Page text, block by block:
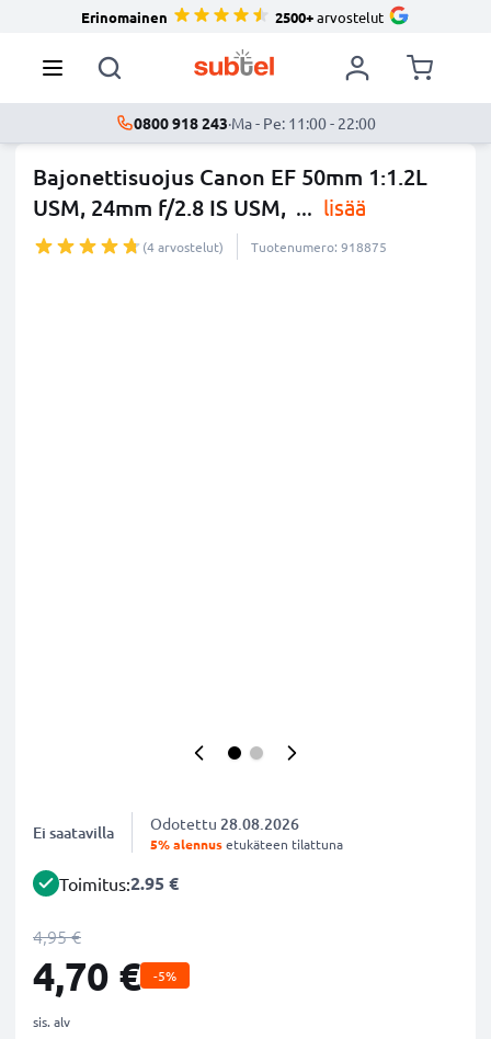
Erinomainen 2500+arvostelut
0800 918 243·Ma - Pe: 11:00 - 22:00
Bajonettisuojus Canon EF 50mm 1:1.2L
USM, 24mm f/2.8 IS USM, ... lisää
(4 arvostelut) Tuotenumero: 918875
Ei saatavilla Odotettu 28.08.2026
5% alennusetukäteen tilattuna
Toimitus:2.95 €
4,95 €
4,70 € -5%
sis. alv